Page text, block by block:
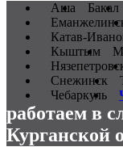
Аша Бакал
Катав-
Кыштым
Снежинск
Чебаркуль
работаем в
Курганской